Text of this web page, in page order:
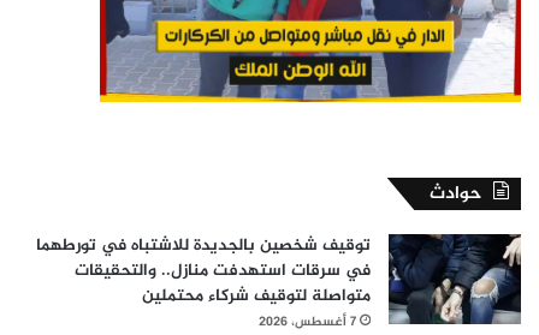
حوادث
توقيف شخصين بالجديدة للاشتباه في تورطهما
في سرقات استهدفت منازل.. والتحقيقات
متواصلة لتوقيف شركاء محتملين
7 أغسطس، 2026